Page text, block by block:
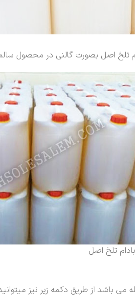
تلخ اصل
می باشد از طریق دکمه زیر نیز